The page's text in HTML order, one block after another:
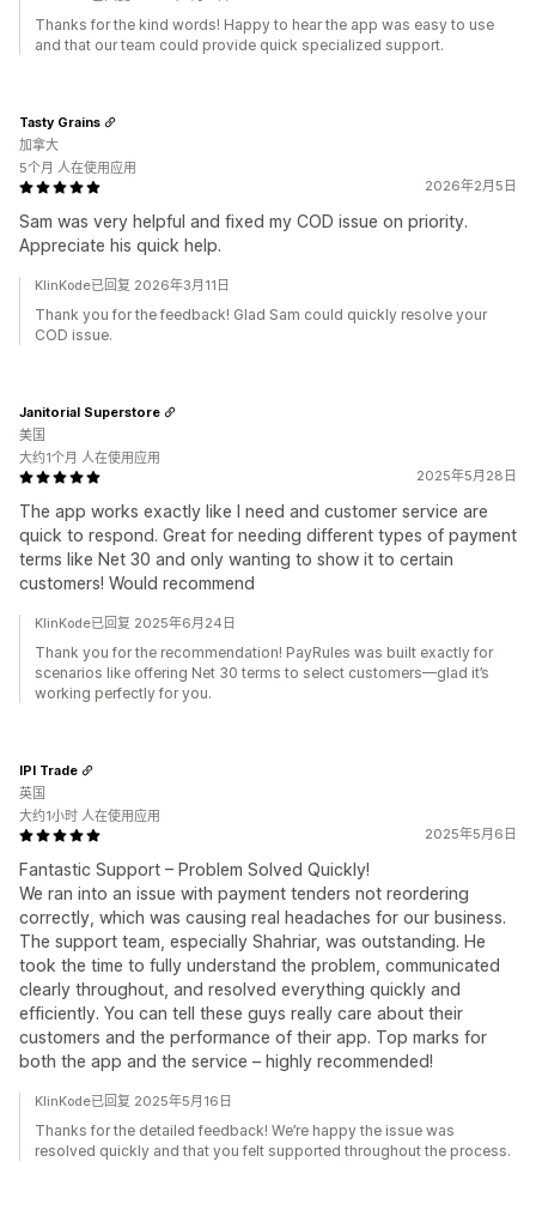
Thanks for the kind words! Happy to hear the app was easy to use
and that our team could provide quick specialized support.
2026年2月5日
Sam was very helpful and fixed my COD issue on priority.
Appreciate his quick help.
Tasty Grains
加拿大
5个月 人在使用应用
KlinKode已回复 2026年3月11日
Thank you for the feedback! Glad Sam could quickly resolve your
COD issue.
2025年5月28日
The app works exactly like I need and customer service are
quick to respond. Great for needing different types of payment
terms like Net 30 and only wanting to show it to certain
customers! Would recommend
Janitorial Superstore
美国
大约1个月 人在使用应用
KlinKode已回复 2025年6月24日
Thank you for the recommendation! PayRules was built exactly for
scenarios like offering Net 30 terms to select customers—glad it’s
working perfectly for you.
2025年5月6日
Fantastic Support – Problem Solved Quickly!
We ran into an issue with payment tenders not reordering
correctly, which was causing real headaches for our business.
The support team, especially Shahriar, was outstanding. He
took the time to fully understand the problem, communicated
clearly throughout, and resolved everything quickly and
efficiently. You can tell these guys really care about their
customers and the performance of their app. Top marks for
both the app and the service – highly recommended!
IPI Trade
英国
大约1小时 人在使用应用
KlinKode已回复 2025年5月16日
Thanks for the detailed feedback! We’re happy the issue was
resolved quickly and that you felt supported throughout the process.